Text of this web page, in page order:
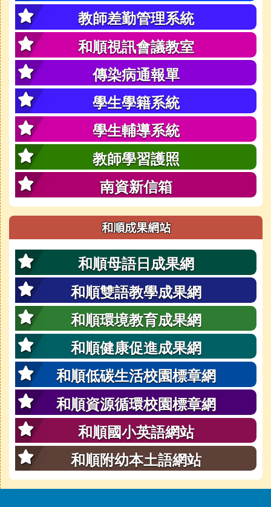
教師差勤管理系統
和順視訊會議教室
傳染病通報單
學生學籍系統
學生輔導系統
教師學習護照
南資新信箱
和順成果網站
和順母語日成果網
和順雙語教學成果網
和順環境教育成果網
和順健康促進成果網
和順低碳生活校園標章網
和順資源循環校園標章網
和順國小英語網站
和順附幼本土語網站